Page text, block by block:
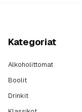
Kategoriat
Alkoholittomat
Boolit
Drinkit